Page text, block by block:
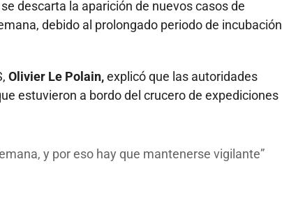
descarta la aparición de nuevos casos de
debido al prolongado periodo de incubación
Olivier Le Polain,explicó que las autoridades
estuvieron a bordo del crucero de expediciones
y por eso hay que mantenerse vigilante